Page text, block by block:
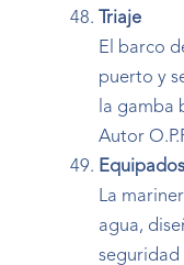
Triaje
El barco
puerto y
la gamba
Autor
La
agua,
seguridad